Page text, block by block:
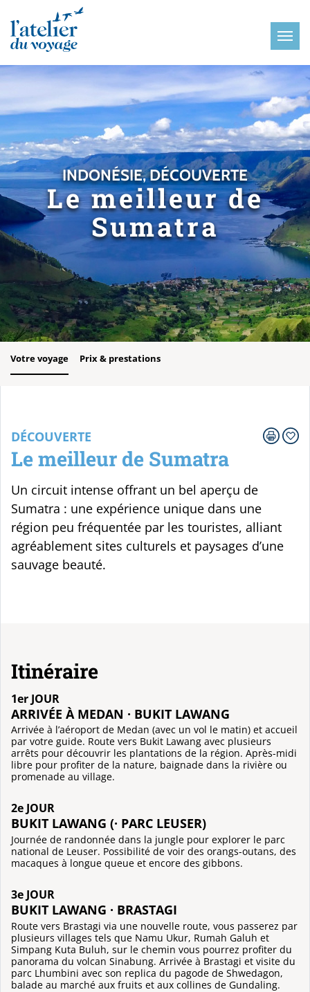
INDONÉSIE, DÉCOUVERTE
Le meilleur de
Sumatra
Votre voyage Prix & prestations
DÉCOUVERTE
Le meilleur de Sumatra
Un circuit intense offrant un bel aperçu de
Sumatra : une expérience unique dans une
région peu fréquentée par les touristes, alliant
agréablement sites culturels et paysages d’une
sauvage beauté.
Itinéraire
1er JOUR
ARRIVÉE À MEDAN · BUKIT LAWANG
Arrivée à l’aéroport de Medan (avec un vol le matin) et accueil
par votre guide. Route vers Bukit Lawang avec plusieurs
arrêts pour découvrir les plantations de la région. Après-midi
libre pour profiter de la nature, baignade dans la rivière ou
promenade au village.
2e JOUR
BUKIT LAWANG (· PARC LEUSER)
Journée de randonnée dans la jungle pour explorer le parc
national de Leuser. Possibilité de voir des orangs-outans, des
macaques à longue queue et encore des gibbons.
3e JOUR
BUKIT LAWANG · BRASTAGI
Route vers Brastagi via une nouvelle route, vous passerez par
plusieurs villages tels que Namu Ukur, Rumah Galuh et
Simpang Kuta Buluh, sur le chemin vous pourrez profiter du
panorama du volcan Sinabung. Arrivée à Brastagi et visite du
parc Lhumbini avec son replica du pagode de Shwedagon,
balade au marché aux fruits et aux collines de Gundaling.
Panneau de gestion des cookies